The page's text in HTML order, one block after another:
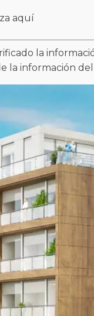
aquí
la
la información